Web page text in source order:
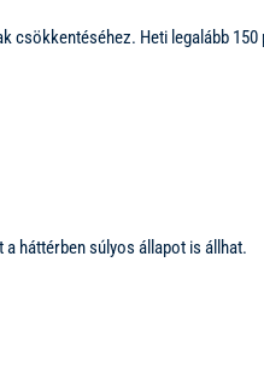
csökkentéséhez. Heti legalább 150
háttérben súlyos állapot is állhat.